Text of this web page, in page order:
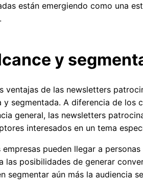
están emergiendo como una
y
ventajas de las newsletters
y segmentada. A diferencia de los
general, las newsletters
interesados en un tema
pueden llegar a
las posibilidades de generar
segmentar aún más la audiencia